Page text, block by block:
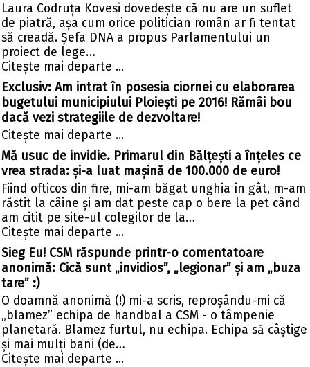
Laura Codruța Kovesi dovedește că nu are un suflet
de piatră, așa cum orice politician român ar fi tentat
să creadă. Șefa DNA a propus Parlamentului un
proiect de lege…
Citeşte mai departe ...
Exclusiv: Am intrat în posesia ciornei cu elaborarea
bugetului municipiului Ploiești pe 2016! Rămâi bou
dacă vezi strategiile de dezvoltare!
Citeşte mai departe ...
Mă usuc de invidie. Primarul din Bălțești a înțeles ce
vrea strada: și-a luat mașină de 100.000 de euro!
Fiind ofticos din fire, mi-am băgat unghia în gât, m-am
răstit la câine și am dat peste cap o bere la pet când
am citit pe site-ul colegilor de la…
Citeşte mai departe ...
Sieg Eu! CSM răspunde printr-o comentatoare
anonimă: Cică sunt „invidios”, „legionar” și am „buza
tare” :)
O doamnă anonimă (!) mi-a scris, reproșându-mi că
„blamez” echipa de handbal a CSM - o tâmpenie
planetară. Blamez furtul, nu echipa. Echipa să câștige
și mai mulți bani (de…
Citeşte mai departe ...